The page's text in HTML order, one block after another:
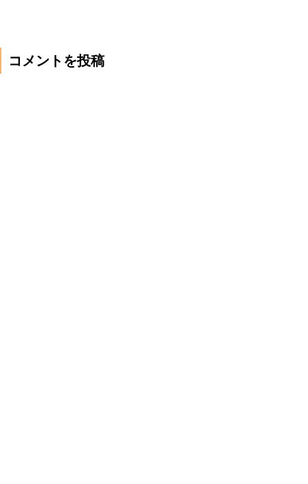
コメントを投稿